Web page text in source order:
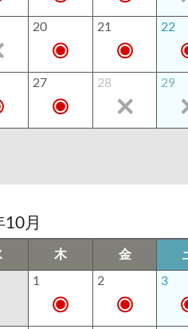
20 21 22
27 28 29
月
木 金
1 2 3